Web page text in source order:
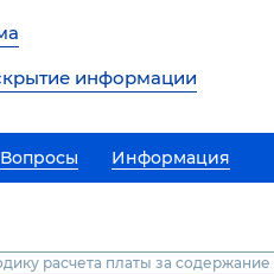
информации
Вопросы Информация
расчета платы за